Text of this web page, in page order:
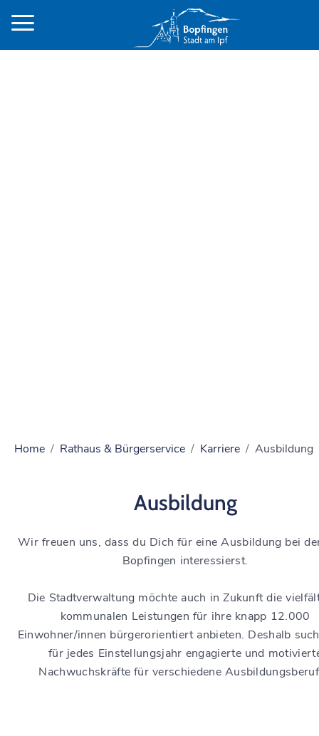
Home Rathaus & Bürgerservice Karriere Ausbildung
Ausbildung
Wir freuen uns, dass du Dich für eine Ausbildung bei
Bopfingen interessierst.
Die Stadtverwaltung möchte auch in Zukunft die
kommunalen Leistungen für ihre knapp 12.000
Einwohner/innen bürgerorientiert anbieten. Deshalb
für jedes Einstellungsjahr engagierte und
Nachwuchskräfte für verschiedene